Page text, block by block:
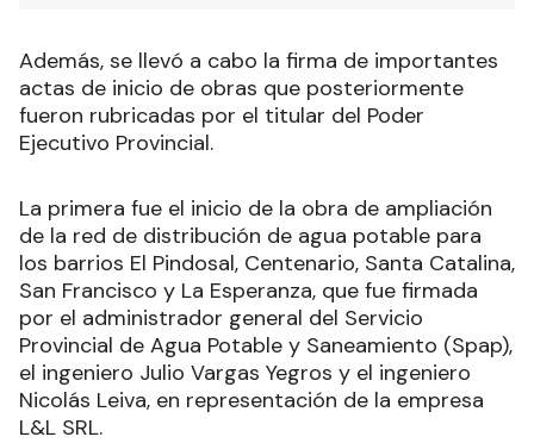
Además, se llevó a cabo la firma de importantes
actas de inicio de obras que posteriormente
fueron rubricadas por el titular del Poder
Ejecutivo Provincial.
La primera fue el inicio de la obra de ampliación
de la red de distribución de agua potable para
los barrios El Pindosal, Centenario, Santa Catalina,
San Francisco y La Esperanza, que fue firmada
por el administrador general del Servicio
Provincial de Agua Potable y Saneamiento (Spap),
el ingeniero Julio Vargas Yegros y el ingeniero
Nicolás Leiva, en representación de la empresa
L&L SRL.